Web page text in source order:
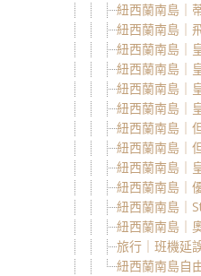
紐西蘭南島｜
紐西蘭南島｜
紐西蘭南島｜
紐西蘭南島｜
紐西蘭南島｜
紐西蘭南島｜
紐西蘭南島｜
紐西蘭南島｜
紐西蘭南島｜
紐西蘭南島｜
紐西蘭南島｜
紐西蘭南島｜
旅行｜班機延
紐西蘭南島自